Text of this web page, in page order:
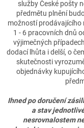
služby České pošty
předmětu plnění
možností prodávajícího
1 - 6 pracovních dnů
výjimečných
dodací lhůta i delší, o
skutečnosti
objednávky
Ihned po doručení
a stav
nesrovnalostem